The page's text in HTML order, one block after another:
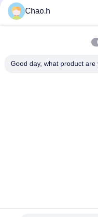
1er étage, No.40,
Chao.h
Good day, what product